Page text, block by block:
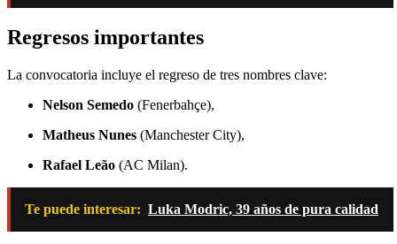
Regresos importantes
La convocatoria incluye el regreso de tres nombres clave:
Nelson Semedo (Fenerbahçe),
Matheus Nunes (Manchester City),
Rafael Leão (AC Milan).
Te puede interesar: Luka Modric, 39 años de pura calidad